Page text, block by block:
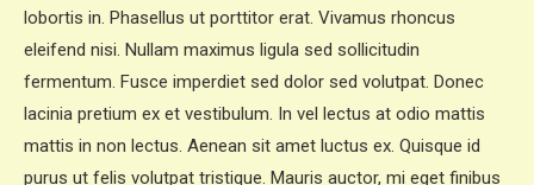
lobortis in. Phasellus ut porttitor erat. Vivamus rhoncus
eleifend nisi. Nullam maximus ligula sed sollicitudin
fermentum. Fusce imperdiet sed dolor sed volutpat. Donec
lacinia pretium ex et vestibulum. In vel lectus at odio mattis
mattis in non lectus. Aenean sit amet luctus ex. Quisque id
purus ut felis volutpat tristique. Mauris auctor, mi eget finibus